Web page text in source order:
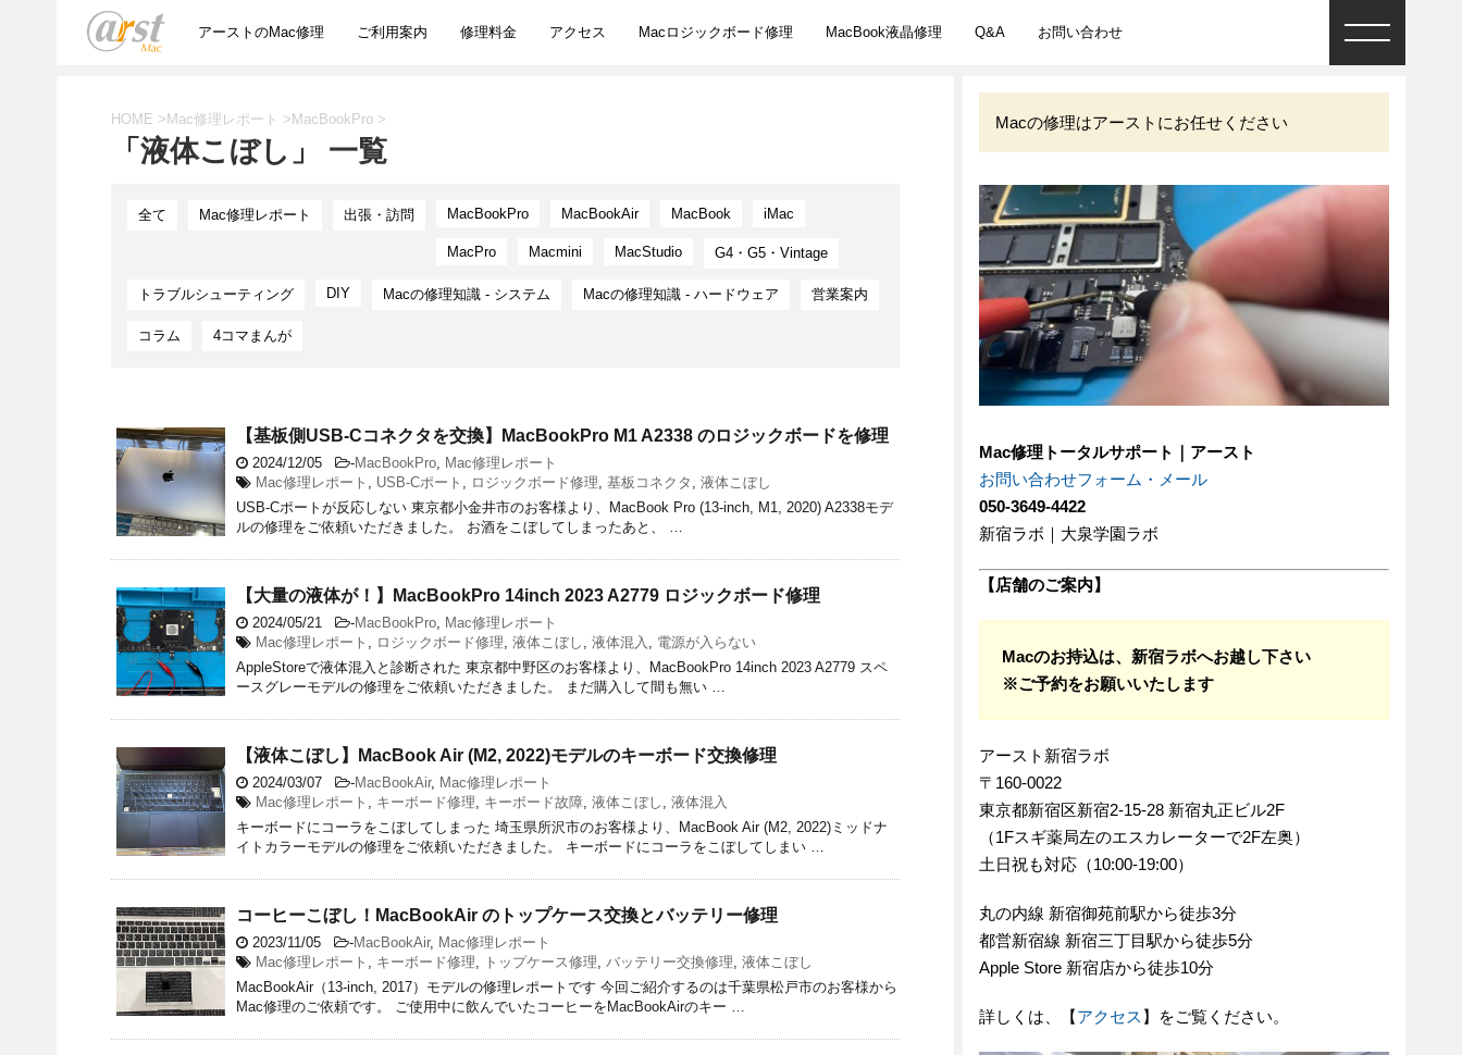
アーストのMac修理 ご利用案内 修理料金 アクセス Macロジックボード修理 MacBook液晶修理 Q&A お問い合わせ
HOME > Mac修理レポート > MacBookPro >
「液体こぼし」 一覧
全て Mac修理レポート 出張・訪問 MacBookPro MacBookAir MacBook iMac
MacPro Macmini MacStudio G4・G5・Vintage
トラブルシューティング DIY Macの修理知識 - システム Macの修理知識 - ハードウェア 営業案内
コラム 4コマまんが
【基板側USB-Cコネクタを交換】MacBookPro M1 A2338 のロジックボードを修理
2024/12/05 -MacBookPro, Mac修理レポート
Mac修理レポート , USB-Cポート , ロジックボード修理, 基板コネクタ , 液体こぼし
USB-Cポートが反応しない 東京都小金井市のお客様より、MacBook Pro (13-inch, M1, 2020) ‎A2338モデ
ルの修理をご依頼いただきました。 お酒をこぼしてしまったあと、 …
【大量の液体が！】MacBookPro 14inch 2023 A2779 ロジックボード修理
2024/05/21 -MacBookPro, Mac修理レポート
Mac修理レポート , ロジックボード修理, 液体こぼし , 液体混入 , 電源が入らない
AppleStoreで液体混入と診断された 東京都中野区のお客様より、MacBookPro 14inch 2023 A2779 スペ
ースグレーモデルの修理をご依頼いただきました。 まだ購入して間も無い …
【液体こぼし】MacBook Air (M2, 2022)‎モデルのキーボード交換修理
2024/03/07 -MacBookAir, Mac修理レポート
Mac修理レポート , キーボード修理, キーボード故障, 液体こぼし , 液体混入
キーボードにコーラをこぼしてしまった 埼玉県所沢市のお客様より、MacBook Air (M2, 2022)‎ミッドナ
イトカラーモデルの修理をご依頼いただきました。 キーボードにコーラをこぼしてしまい …
コーヒーこぼし！MacBookAir のトップケース交換とバッテリー修理
2023/11/05 -MacBookAir, Mac修理レポート
Mac修理レポート , キーボード修理, トップケース修理, バッテリー交換修理, 液体こぼし
MacBookAir（13-inch, 2017）モデルの修理レポートです 今回ご紹介するのは千葉県松戸市のお客様から
Mac修理のご依頼です。 ご使用中に飲んでいたコーヒーをMacBookAirのキー …
Macの修理はアーストにお任せください
Mac修理トータルサポート｜アースト
お問い合わせフォーム・メール
050-3649-4422
新宿ラボ｜大泉学園ラボ
【店舗のご案内】
Macのお持込は、新宿ラボへお越し下さい
※ご予約をお願いいたします
アースト新宿ラボ
〒160-0022
東京都新宿区新宿2-15-28 新宿丸正ビル2F
（1Fスギ薬局左のエスカレーターで2F左奥）
土日祝も対応（10:00-19:00）
丸の内線 新宿御苑前駅から徒歩3分
都営新宿線 新宿三丁目駅から徒歩5分
Apple Store 新宿店から徒歩10分
詳しくは、【アクセス 】をご覧ください。